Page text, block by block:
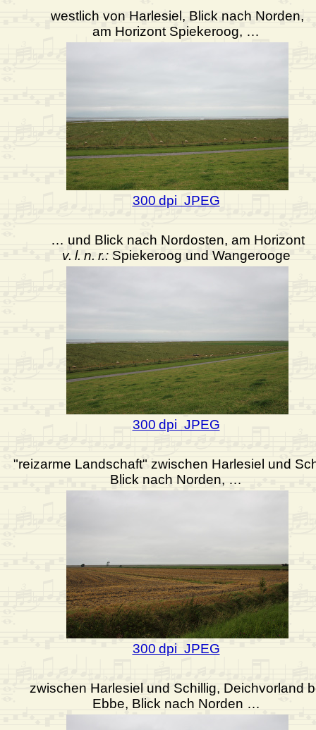
westlich von Harlesiel, Blick nach Norden,
am Horizont Spiekeroog, …
300 dpi JPEG
… und Blick nach Nordosten, am Horizont
v. l. n. r.:Spiekeroog und Wangerooge
300 dpi JPEG
"reizarme Landschaft" zwischen Harlesiel und
Blick nach Norden, …
300 dpi JPEG
zwischen Harlesiel und Schillig, Deichvorland
Ebbe, Blick nach Norden …